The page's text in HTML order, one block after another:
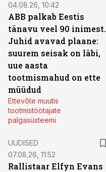
04.08.26, 10:42
ABB palkab Eestis
tänavu veel 90 inimest.
Juhid avavad plaane:
suurem seisak on läbi,
uue aasta
tootmismahud on ette
müüdud
Ettevõte muutis
tootmistöötajate
palgasüsteemi
UUDISED
07.08.26, 11:52
Rallistaar Elfyn Evans